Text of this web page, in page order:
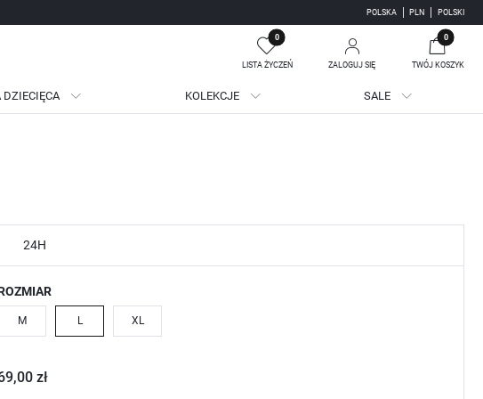
POLSKA PLN POLSKI
0
LISTA ŻYCZEŃ ZALOGUJ SIĘ
historii zakupów
wprowadzania swoich danych przy kolejnych zakupach
otrzymania rabatów i kuponów promocyjnych
0
TWÓJ KOSZYK
Twój koszyk jest pusty
KOLEKCJE SALE
24H
M L XL
zł